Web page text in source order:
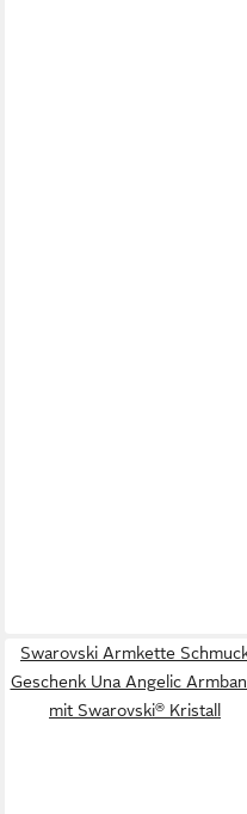
Swarovski Armkette
Geschenk Una Angelic
mit Swarovski® Kristall